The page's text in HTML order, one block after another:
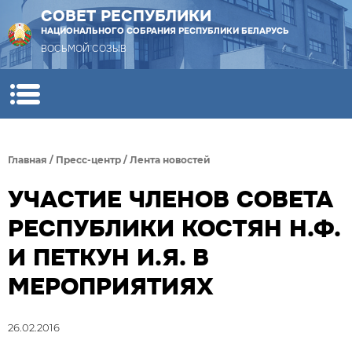
СОВЕТ РЕСПУБЛИКИ
НАЦИОНАЛЬНОГО СОБРАНИЯ РЕСПУБЛИКИ БЕЛАРУСЬ
ВОСЬМОЙ СОЗЫВ
Главная / Пресс-центр / Лента новостей
УЧАСТИЕ ЧЛЕНОВ СОВЕТА
РЕСПУБЛИКИ КОСТЯН Н.Ф.
И ПЕТКУН И.Я. В
МЕРОПРИЯТИЯХ
26.02.2016